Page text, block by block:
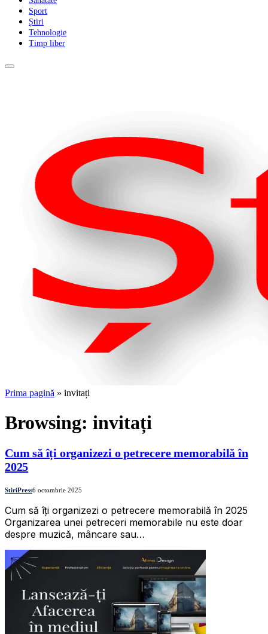
Sport
Știri
Tehnologie
Timp liber
Prima pagină » invitați
Browsing: invitați
Cum să îți organizezi o petrecere memorabilă în
2025
StiriPress6 octombrie 2025
Cum să îți organizezi o petrecere memorabilă în 2025
Organizarea unei petreceri memorabile nu este doar
despre muzică, mâncare sau…